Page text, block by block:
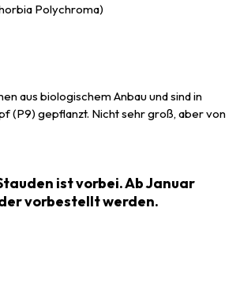
Polychroma)
aus biologischem Anbau und sind in
(P9) gepflanzt. Nicht sehr groß, aber von
ist vorbei. Ab Januar
vorbestellt werden.